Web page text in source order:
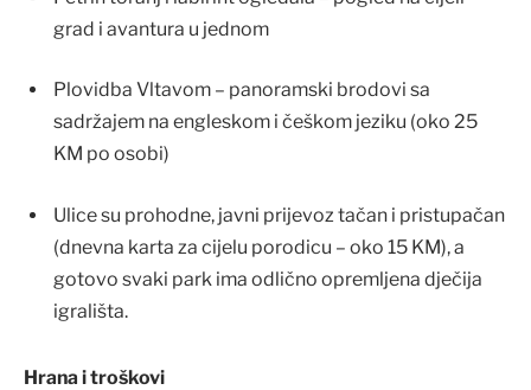
grad i avantura u jednom
Plovidba Vltavom – panoramski brodovi sa
sadržajem na engleskom i češkom jeziku (oko 25
KM po osobi)
Ulice su prohodne, javni prijevoz tačan i pristupačan
(dnevna karta za cijelu porodicu – oko 15 KM), a
gotovo svaki park ima odlično opremljena dječija
igrališta.
Hrana i troškovi